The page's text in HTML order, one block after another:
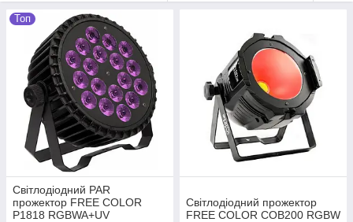
Топ
Світлодіодний PAR
прожектор FREE COLOR
P1818 RGBWA+UV
Світлодіодний прожектор
FREE COLOR COB200 RGBW